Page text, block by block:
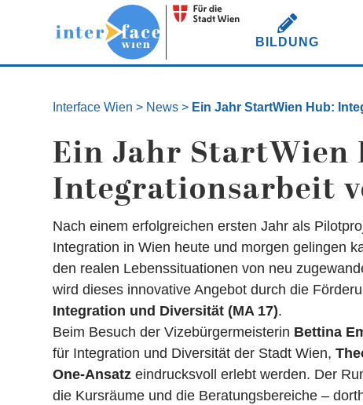
BILDUNG
Interface Wien > News > Ein Jahr StartWien Hub:
Ein Jahr StartWien
Integrationsarbeit
Nach einem erfolgreichen ersten Jahr als
Integration in Wien heute und morgen gelingen
den realen Lebenssituationen von neu
wird dieses innovative Angebot durch die
Integration und Diversität (MA 17).
Beim Besuch der Vizebürgermeisterin Bettina
für Integration und Diversität der Stadt Wien,
One-Ansatz eindrucksvoll erlebt werden. Der
die Kursräume und die Beratungsbereiche –